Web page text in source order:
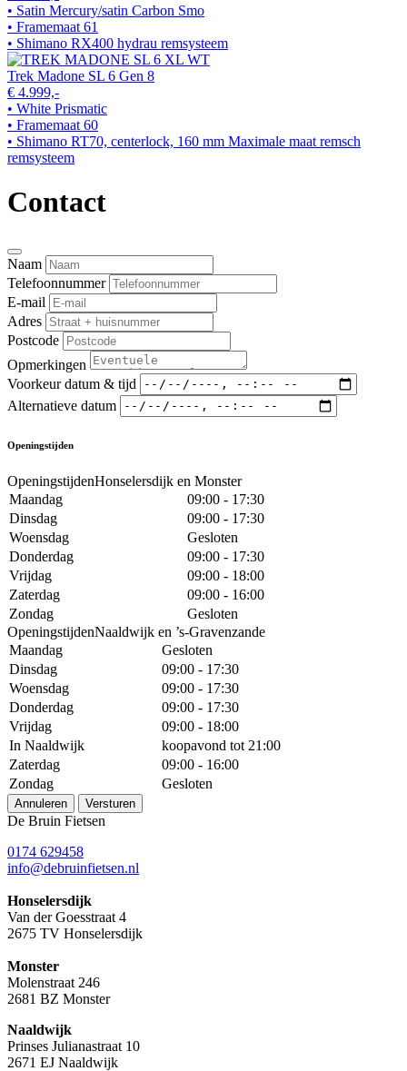
• Satin Mercury/satin Carbon Smo
• Framemaat 61
• Shimano RX400 hydrau remsysteem
Trek Madone SL 6 Gen 8
€ 4.999,-
• White Prismatic
• Framemaat 60
• Shimano RT70, centerlock, 160 mm Maximale maat remsch
remsysteem
Contact
Naam
Telefoonnummer
E-mail
Adres
Postcode
Opmerkingen
Voorkeur datum & tijd
Alternatieve datum
Openingstijden
OpeningstijdenHonselersdijk en Monster
Maandag
09:00 - 17:30
Dinsdag
09:00 - 17:30
Woensdag
Gesloten
Donderdag
09:00 - 17:30
Vrijdag
09:00 - 18:00
Zaterdag
09:00 - 16:00
Zondag
Gesloten
OpeningstijdenNaaldwijk en ’s-Gravenzande
Maandag
Gesloten
Dinsdag
09:00 - 17:30
Woensdag
09:00 - 17:30
Donderdag
09:00 - 17:30
Vrijdag
09:00 - 18:00
In Naaldwijk
koopavond tot 21:00
Zaterdag
09:00 - 16:00
Zondag
Gesloten
Annuleren Versturen
De Bruin Fietsen
0174 629458
info@debruinfietsen.nl
Honselersdijk
Van der Goesstraat 4
2675 TV Honselersdijk
Monster
Molenstraat 246
2681 BZ Monster
Naaldwijk
Prinses Julianastraat 10
2671 EJ Naaldwijk